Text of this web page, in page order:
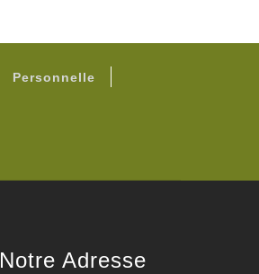
Personnelle
Notre Adresse